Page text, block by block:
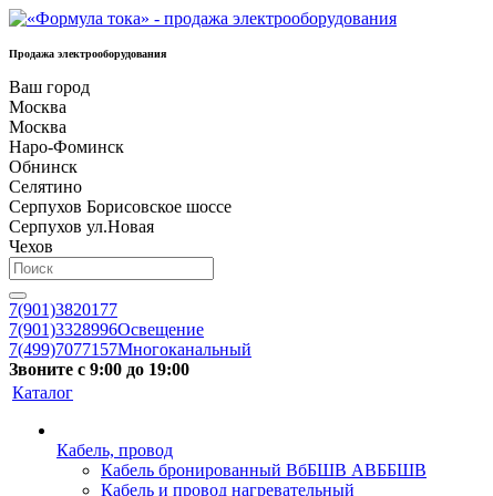
Продажа электрооборудования
Ваш город
Москва
Москва
Наро-Фоминск
Обнинск
Селятино
Серпухов Борисовское шоссе
Серпухов ул.Новая
Чехов
7(901)3820177
7(901)3328996Освещение
7(499)7077157Многоканальный
Звоните с 9:00 до 19:00
Каталог
Кабель, провод
Кабель бронированный ВбБШВ АВББШВ
Кабель и провод нагревательный